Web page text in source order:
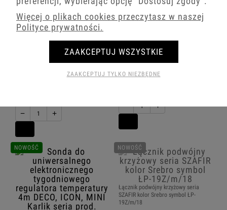
USB podwójnej 2xUSB C, 30W max.,
− +
USB podwójnej 2xUSB C, 30W max.,
− +
NOWOŚĆ
Łącznik podwójny krzyżowy seria
SZAFIR kolor Srebro symbol ŁP-
19Z/m/18
NOWOŚĆ
Więcej o plikach cookies przeczytasz w naszej
Polityce prywatności.
ZAAKCEPTUJ TYLKO NIEZBĘDNE
ZAAKCEPTUJ WSZYSTKIE